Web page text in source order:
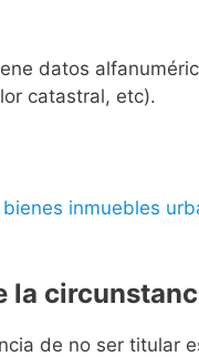
datos
catastral, etc).
inmuebles
de no ser